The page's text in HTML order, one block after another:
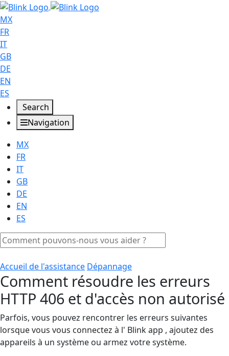
MX
FR
IT
GB
DE
EN
ES
Search
Navigation
MX
FR
IT
GB
DE
EN
ES
Accueil de l'assistance Dépannage
Comment résoudre les erreurs
HTTP 406 et d'accès non autorisé
Parfois, vous pouvez rencontrer les erreurs suivantes
lorsque vous vous connectez à l' Blink app , ajoutez des
appareils à un système ou armez votre système.